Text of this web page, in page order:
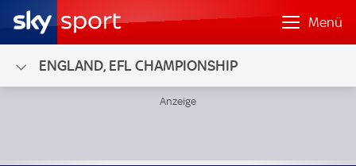
Menü
ENGLAND, EFL CHAMPIONSHIP